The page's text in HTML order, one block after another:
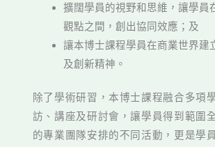
擴闊學員的視野和思維，讓學員
觀點之間，創出協同效應；及
讓本博士課程學員在商業世界建
及創新精神。
除了學術研習，本博士課程融合多項
訪、講座及研討會，讓學員得到範圍
的專業團隊安排的不同活動，更是學